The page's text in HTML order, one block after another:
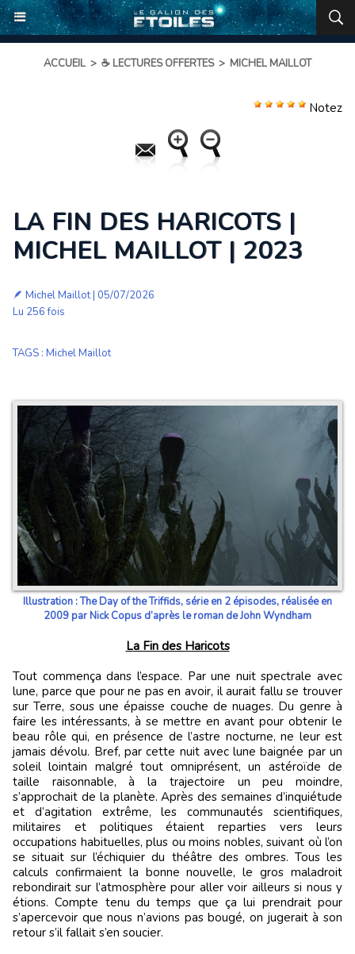
ACCUEIL > ☕ LECTURES OFFERTES > MICHEL MAILLOT
Notez
LA FIN DES HARICOTS |
MICHEL MAILLOT | 2023
🪶 Michel Maillot| 05/07/2026
Lu 256 fois
TAGS : Michel Maillot
Illustration : The Day of the Triffids, série en 2 épisodes, réalisée en
2009 par Nick Copus d’après le roman de John Wyndham
La Fin des Haricots
Tout commença dans l’espace. Par une nuit spectrale avec
lune, parce que pour ne pas en avoir, il aurait fallu se trouver
sur Terre, sous une épaisse couche de nuages. Du genre à
faire les intéressants, à se mettre en avant pour obtenir le
beau rôle qui, en présence de l’astre nocturne, ne leur est
jamais dévolu. Bref, par cette nuit avec lune baignée par un
soleil lointain malgré tout omniprésent, un astéroïde de
taille raisonnable, à la trajectoire un peu moindre,
s’approchait de la planète. Après des semaines d’inquiétude
et d’agitation extrême, les communautés scientifiques,
militaires et politiques étaient reparties vers leurs
occupations habituelles, plus ou moins nobles, suivant où l’on
se situait sur l’échiquier du théâtre des ombres. Tous les
calculs confirmaient la bonne nouvelle, le gros maladroit
rebondirait sur l’atmosphère pour aller voir ailleurs si nous y
étions. Compte tenu du temps que ça lui prendrait pour
s’apercevoir que nous n’avions pas bougé, on jugerait à son
retour s’il fallait s’en soucier.